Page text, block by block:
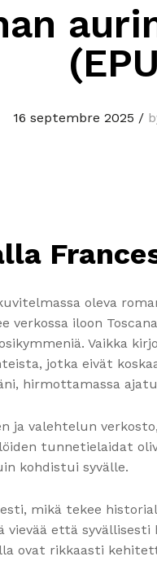
16 septembre 2025 /
oleva
verkossa iloon
Vaikka
jotka eivät
hirmottamassa
ja valehtelun
tunnetielaidat
kohdistui syvälle.
mikä tekee
että
ovat rikkaasti